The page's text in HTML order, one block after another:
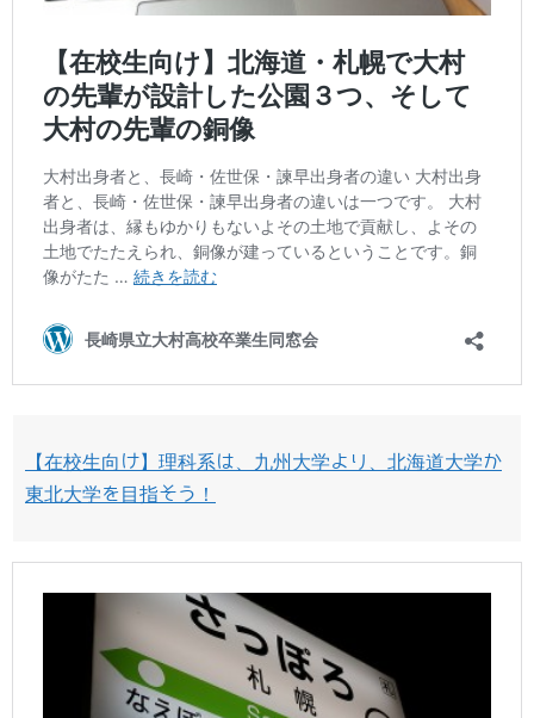
【在校生向け】理科系は、九州大学より、北海道大学か
東北大学を目指そう！